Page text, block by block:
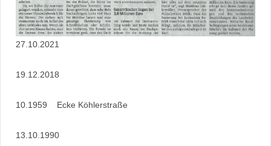
27.10.2021
19.12.2018
10.1959 Ecke Köhlerstraße
13.10.1990